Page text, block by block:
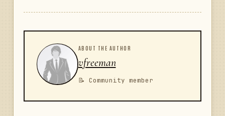
ABOUT THE AUTHOR
vfreeman
📝 Community member